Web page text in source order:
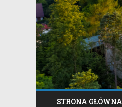
samorządowy
Gminy
Stary
Sącz
STRONA GŁÓWNA